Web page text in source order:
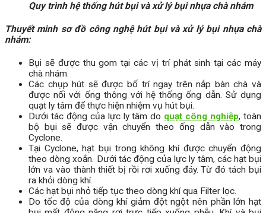
Quy trình hệ thống hút bụi và xử lý bụi nhựa chà nhám
Thuyết minh sơ đồ công nghệ hút bụi và xử lý bụi nhựa chà
nhám:
Bụi sẽ được thu gom tại các vị trí phát sinh tại các máy
chà nhám.
Các chụp hút sẽ được bố trí ngay trên nắp bàn chà và
được nối với ống thông với hệ thống ống dẫn. Sử dụng
quạt ly tâm để thực hiện nhiệm vụ hút bụi.
Dưới tác động của lực ly tâm do quạt công nghiệp, toàn
bộ bụi sẽ được vận chuyển theo ống dẫn vào trong
Cyclone.
Tại Cyclone, hạt bụi trong không khí được chuyển động
theo dòng xoắn. Dưới tác động của lực ly tâm, các hạt bụi
lớn va vào thành thiết bị rồi rơi xuống đáy. Từ đó tách bụi
ra khỏi dòng khí.
Các hạt bụi nhỏ tiếp tục theo dòng khí qua Filter lọc.
Do tốc độ của dòng khí giảm đột ngột nên phần lớn hạt